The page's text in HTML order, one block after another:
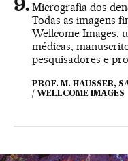
Micrografia dos
Todas as imagens
Wellcome Images,
médicas,
pesquisadores e
PROF. M. HAUSSER,
/ WELLCOME IMAGES